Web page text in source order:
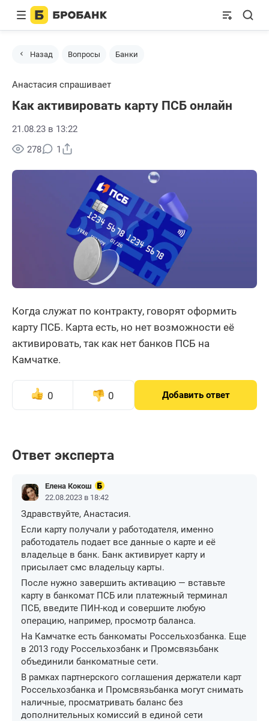
Назад Вопросы Банки
Анастасия спрашивает
Как активировать карту ПСБ онлайн
21.08.23 в 13:22
278
1
Когда служат по контракту, говорят оформить
карту ПСБ. Карта есть, но нет возможности её
активировать, так как нет банков ПСБ на
Камчатке.
0 0 Добавить ответ
Ответ эксперта
Елена Кокош
22.08.2023 в 18:42
Здравствуйте, Анастасия.
Если карту получали у работодателя, именно
работодатель подает все данные о карте и её
владельце в банк. Банк активирует карту и
присылает смс владельцу карты.
После нужно завершить активацию — вставьте
карту в банкомат ПСБ или платежный терминал
ПСБ, введите ПИН-код и совершите любую
операцию, например, просмотр баланса.
На Камчатке есть банкоматы Россельхозбанка. Еще
в 2013 году Россельхозбанк и Промсвязьбанк
объединили банкоматные сети.
В рамках партнерского соглашения держатели карт
Россельхозбанка и Промсвязьбанка могут снимать
наличные, просматривать баланс без
дополнительных комиссий в единой сети